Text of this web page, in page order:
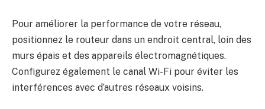
Pour améliorer la performance de votre réseau,
positionnez le routeur dans un endroit central, loin des
murs épais et des appareils électromagnétiques.
Configurez également le canal Wi-Fi pour éviter les
interférences avec d’autres réseaux voisins.